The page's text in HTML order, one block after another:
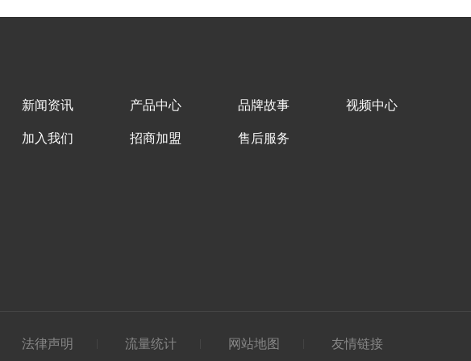
新闻资讯 产品中心 品牌故事 视频中心
加入我们 招商加盟 售后服务
法律声明 流量统计 网站地图 友情链接